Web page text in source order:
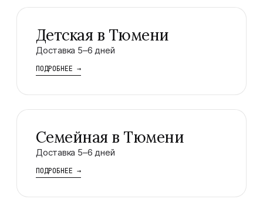
Детская в Тюмени
Доставка 5–6 дней
ПОДРОБНЕЕ →
Семейная в Тюмени
Доставка 5–6 дней
ПОДРОБНЕЕ →